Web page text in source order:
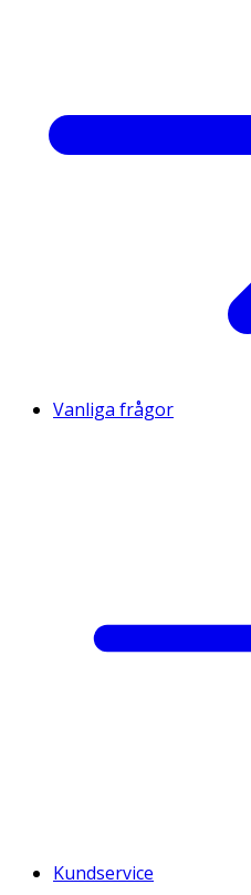
Vanliga frågor
Kundservice